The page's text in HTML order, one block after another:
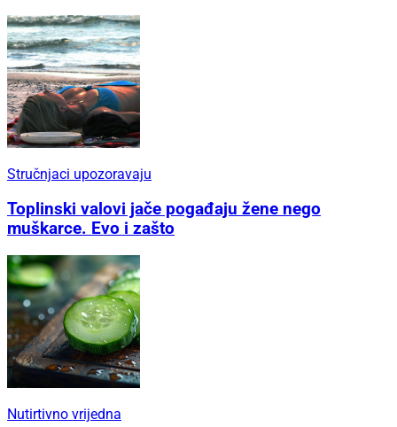
Stručnjaci upozoravaju
Toplinski valovi jače pogađaju žene nego
muškarce. Evo i zašto
Nutirtivno vrijedna